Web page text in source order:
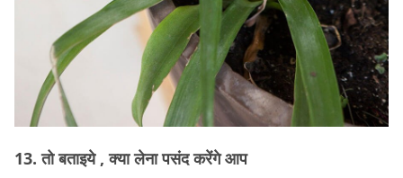
13. तो बताइये , क्या लेना पसंद करेंगे आप